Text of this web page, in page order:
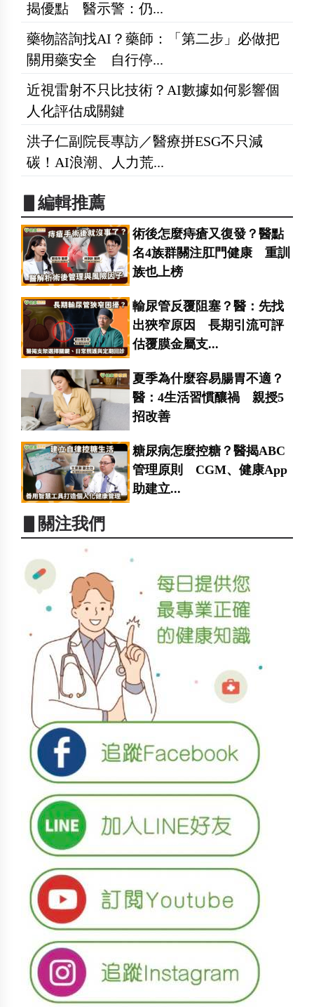
揭優點 醫示警：仍...
藥物諮詢找AI？藥師：「第二步」必做把
關用藥安全 自行停...
近視雷射不只比技術？AI數據如何影響個
人化評估成關鍵
洪子仁副院長專訪／醫療拼ESG不只減
碳！AI浪潮、人力荒...
▋編輯推薦
術後怎麼痔瘡又復發？醫點
名4族群關注肛門健康 重訓
族也上榜
輸尿管反覆阻塞？醫：先找
出狹窄原因 長期引流可評
估覆膜金屬支...
夏季為什麼容易腸胃不適？
醫：4生活習慣釀禍 親授5
招改善
糖尿病怎麼控糖？醫揭ABC
管理原則 CGM、健康App
助建立...
▋關注我們